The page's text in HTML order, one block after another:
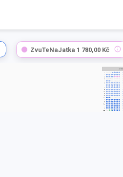
ZvuTeNaJatka 1 780,00 Kč